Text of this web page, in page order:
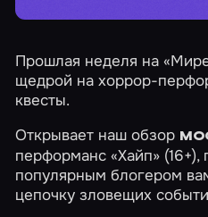
Прошлая неделя на
щедрой на хоррор-
квесты.
Открывает наш обзор
перформанс«Хайп» (16+),
популярным блогером
цепочку зловещих